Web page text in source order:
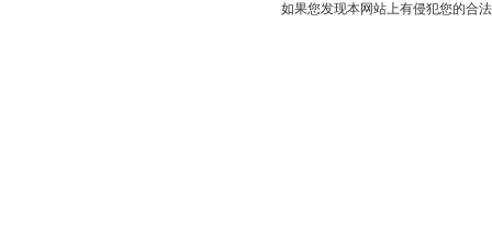
如果您发现本网站上有侵犯您的合